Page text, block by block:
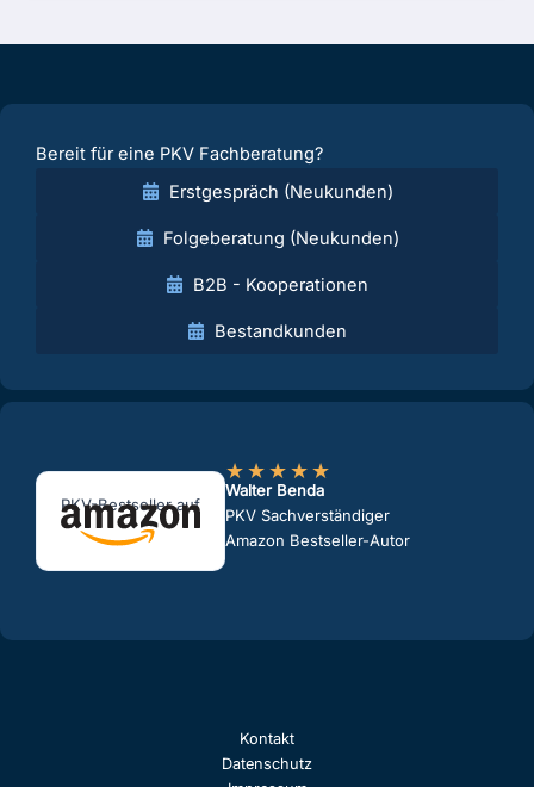
Bereit für eine PKV Fachberatung?
Erstgespräch (Neukunden)
Folgeberatung (Neukunden)
B2B - Kooperationen
Bestandkunden
PKV-Bestseller auf
★★★★★
Walter Benda
PKV Sachverständiger
Amazon Bestseller-Autor
Kontakt
Datenschutz